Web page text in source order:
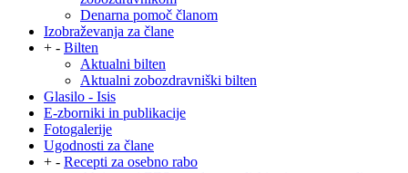
Denarna pomoč članom
Izobraževanja za člane
+ - Bilten
Aktualni bilten
Aktualni zobozdravniški bilten
Glasilo - Isis
E-zborniki in publikacije
Fotogalerije
Ugodnosti za člane
+ - Recepti za osebno rabo